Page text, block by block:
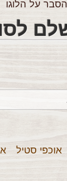
הסבר על הלוגו
אוכפי סטיל